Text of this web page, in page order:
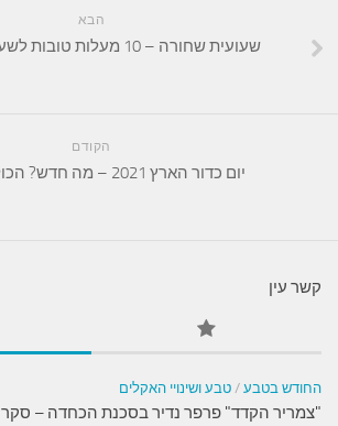
הבא
שעועית שחורה – 10 מעלות טובות לשעועית הכהה
הקודם
יום כדור הארץ 2021 – מה חדש? הכול, לצערנו
קשר עין
החודש בטבע / טבע ושינויי האקלים
"צמריר הקדד" פרפר נדיר בסכנת הכחדה – סקר